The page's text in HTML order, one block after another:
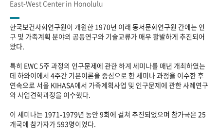
East-West Center in Honolulu
한국보건사회연구원이 개원한 1970년 이래 동서문화연구원 간에는 인
구 및 가족계획 분야의 공동연구와 기술교류가 매우 활발하게 추진되어
왔다.
특히 EWC 5주 과정의 인구문제에 관한 하계 세미나를 매년 개최하였는
데 하와이에서 4주간 기본이론을 중심으로 한 세미나 과정을 이수한 후
연속으로 서울 KIHASA에서 가족계획사업 및 인구문제에 관한 사례연구
와 사업견학과정을 이수했다.
이 세미나는 1971-1979년 동안 9회에 걸쳐 추진되었으며 참가국은 25
개국에 참가자가 593명이었다.